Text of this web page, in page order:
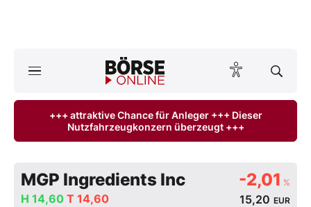
ktuelle Ausgabe BÖRSE ONLINE lesen
Finanz-Check
+++ attraktive Chance für Anleger +++ Dieser
Nutzfahrzeugkonzern überzeugt +++
MGP Ingredients Inc -2,01 %
15,20 EUR
H 14,60 T 14,60